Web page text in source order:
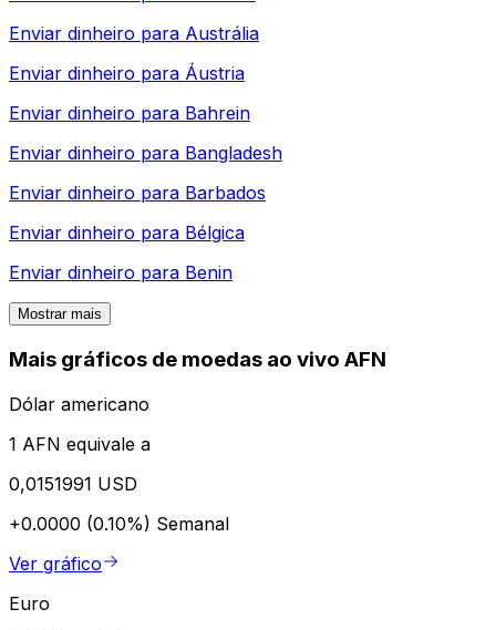
Enviar dinheiro para Austrália
Enviar dinheiro para Áustria
Enviar dinheiro para Bahrein
Enviar dinheiro para Bangladesh
Enviar dinheiro para Barbados
Enviar dinheiro para Bélgica
Enviar dinheiro para Benin
Mostrar mais
Mais gráficos de moedas ao vivo AFN
Dólar americano
1 AFN equivale a
0,0151991 USD
+0.0000 (0.10%) Semanal
Ver gráfico
Euro